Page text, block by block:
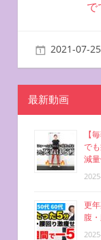
ー
シ
ョ
ン
で
2021-07-25
最新動画
【
で
減
更
腹